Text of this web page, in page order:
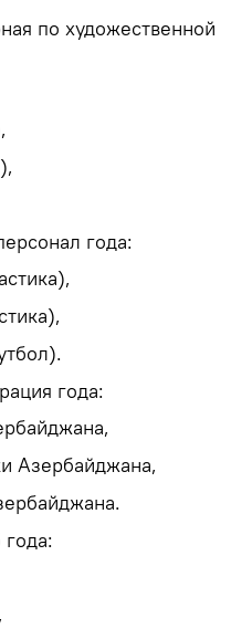
по художественной
года:
года:
Азербайджана,